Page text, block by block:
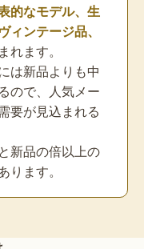
的なモデル、生
ンテージ品、
れます。
は新品よりも中
ので、人気メー
要が見込まれる
新品の倍以上の
ます。